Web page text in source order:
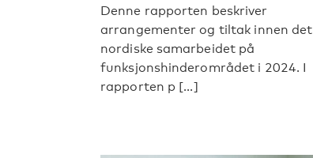
Denne rapporten beskriver
arrangementer og tiltak innen det
nordiske samarbeidet på
funksjonshinderområdet i 2024. I
rapporten p [...]